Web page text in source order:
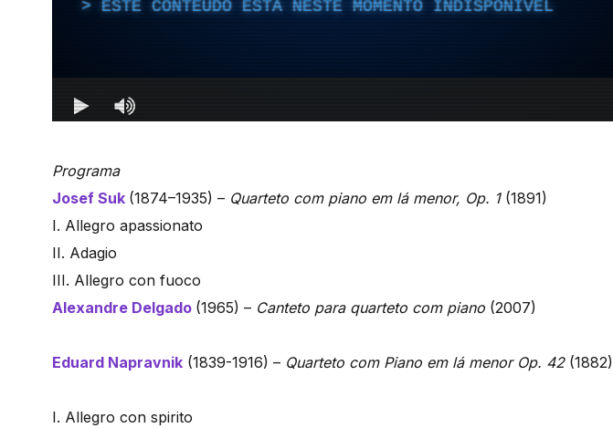
Programa
Josef Suk (1874–1935) – Quarteto com piano em lá menor, Op. 1(1891)
I. Allegro apassionato
II. Adagio
III. Allegro con fuoco
Alexandre Delgado (1965) – Canteto para quarteto com piano (2007)
Eduard Napravnik (1839-1916) – Quarteto com Piano em lá menor Op. 42(1882)
I. Allegro con spirito